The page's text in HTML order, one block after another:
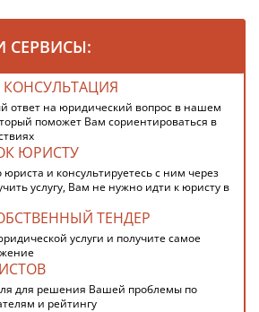
СЕРВИСЫ:
КОНСУЛЬТАЦИЯ
ответ на юридический вопрос в нашем
поможет Вам сориентироваться в
ЮРИСТУ
юриста и консультируетесь с ним через
услугу, Вам не нужно идти к юристу в
ТЕНДЕР
услуги и получите самое
для решения Вашей проблемы по
и рейтингу